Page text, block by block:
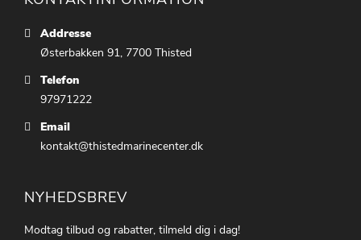
Addresse
Østerbakken 91, 7700 Thisted
Telefon
97971222
Email
kontakt@thistedmarinecenter.dk
NYHEDSBREV
Modtag tilbud og rabatter, tilmeld dig i dag!